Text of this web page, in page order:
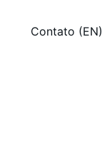
Contato (EN)